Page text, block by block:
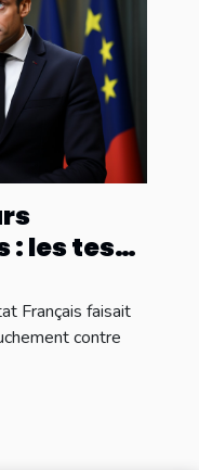
: les tests
Français faisait
contre